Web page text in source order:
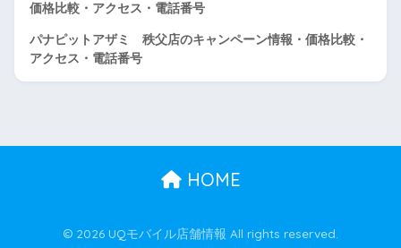
価格比較・アクセス・電話番号
パナピットアザミ 秩父店のキャンペーン情報・価格比較・
アクセス・電話番号
HOME
© 2026 UQモバイル店舗情報 All rights reserved.